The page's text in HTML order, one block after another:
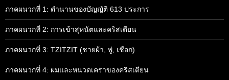
ภาคผนวกที่ 1: ตำนานของบัญญัติ 613 ประการ
ภาคผนวกที่ 2: การเข้าสุหนัตและคริสเตียน
ภาคผนวกที่ 3: TZITZIT (ชายผ้า, พู่, เชือก)
ภาคผนวกที่ 4: ผมและหนวดเคราของคริสเตียน